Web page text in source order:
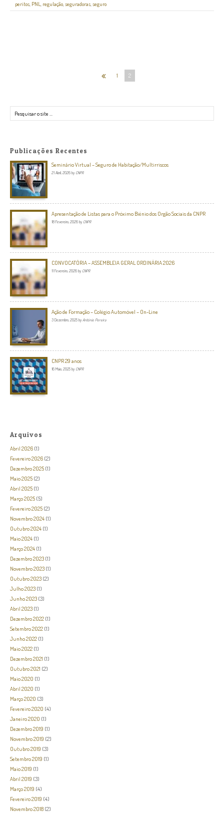
peritos, PNL, regulação,seguradoras,seguro
1 2
Publicações Recentes
Seminário Virtual – Seguro de Habitação/Multirriscos
21 Abril, 2026 by CNPR
Apresentação de Listas para o Próximo Biénio dos Orgão Sociais da CNPR
18 Fevereiro, 2026 by CNPR
CONVOCATÓRIA – ASSEMBLEIA GERAL ORDINÁRIA 2026
11 Fevereiro, 2026 by CNPR
Ação de Formação – Colégio Automóvel – On-Line
3 Dezembro, 2025 by António Pereira
CNPR 29 anos
16 Maio, 2025 by CNPR
Arquivos
Abril 2026 (1)
Fevereiro 2026 (2)
Dezembro 2025 (1)
Maio 2025 (2)
Abril 2025 (1)
Março 2025 (5)
Fevereiro 2025 (2)
Novembro 2024 (1)
Outubro 2024 (1)
Maio 2024 (1)
Março 2024 (1)
Dezembro 2023 (1)
Novembro 2023 (1)
Outubro 2023 (2)
Julho 2023 (1)
Junho 2023 (3)
Abril 2023 (1)
Dezembro 2022 (1)
Setembro 2022 (1)
Junho 2022 (1)
Maio 2022 (1)
Dezembro 2021 (1)
Outubro 2021 (2)
Maio 2020 (1)
Abril 2020 (1)
Março 2020 (3)
Fevereiro 2020 (4)
Janeiro 2020 (1)
Dezembro 2019 (1)
Novembro 2019 (2)
Outubro 2019 (3)
Setembro 2019 (1)
Maio 2019 (1)
Abril 2019 (3)
Março 2019 (4)
Fevereiro 2019 (4)
Novembro 2018 (2)